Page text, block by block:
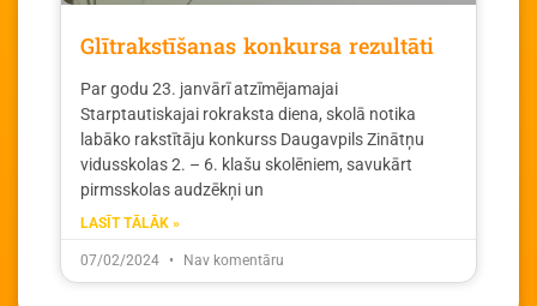
Glītrakstīšanas konkursa rezultāti
Par godu 23. janvārī atzīmējamajai
Starptautiskajai rokraksta diena, skolā notika
labāko rakstītāju konkurss Daugavpils Zinātņu
vidusskolas 2. – 6. klašu skolēniem, savukārt
pirmsskolas audzēkņi un
LASĪT TĀLĀK »
07/02/2024 Nav komentāru